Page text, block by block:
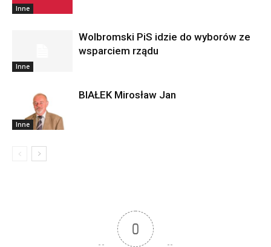
Inne
Inne
Wolbromski PiS idzie do wyborów ze
wsparciem rządu
Inne
BIAŁEK Mirosław Jan
0